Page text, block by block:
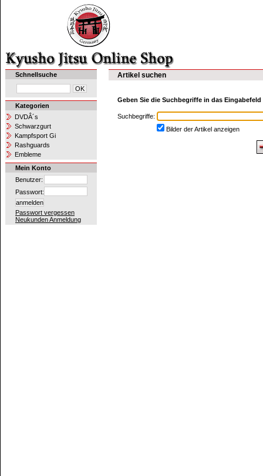
Schnellsuche
Kategorien
DVDÂ´s
Schwarzgurt
Kampfsport Gi
Rashguards
Embleme
Mein Konto
Benutzer:
Passwort:
Passwort vergessen
Neukunden Anmeldung
Artikel suchen
Geben Sie die Suchbegriffe in das Eingabefeld
Suchbegriffe:
Bilder der Artikel anzeigen